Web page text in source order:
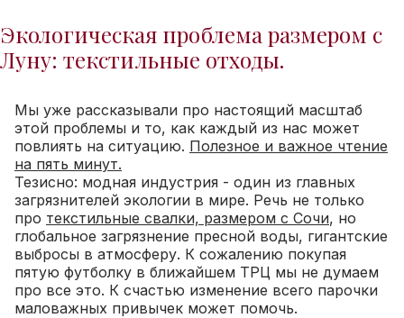
Экологическая проблема размером с
Луну: текстильные отходы.
Мы уже рассказывали про настоящий масштаб
этой проблемы и то, как каждый из нас может
повлиять на ситуацию. Полезное и важное чтение
на пять минут.
Тезисно: модная индустрия - один из главных
загрязнителей экологии в мире. Речь не только
про текстильные свалки, размером с Сочи, но
глобальное загрязнение пресной воды, гигантские
выбросы в атмосферу. К сожалению покупая
пятую футболку в ближайшем ТРЦ мы не думаем
про все это. К счастью изменение всего парочки
маловажных привычек может помочь.